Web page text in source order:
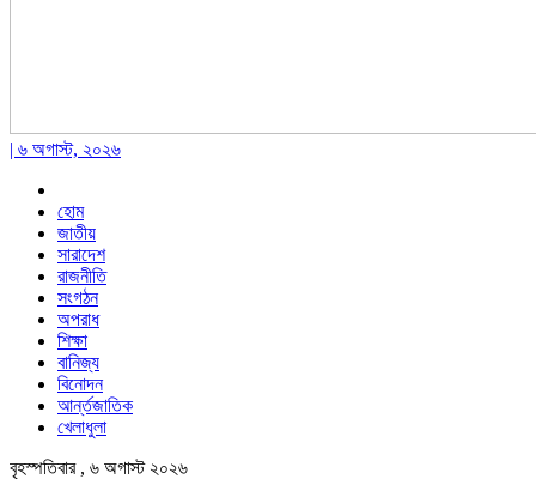
| ৬ অগাস্ট, ২০২৬
হোম
জাতীয়
সারাদেশ
রাজনীতি
সংগঠন
অপরাধ
শিক্ষা
বানিজ্য
বিনোদন
আর্ন্তজাতিক
খেলাধুলা
বৃহস্পতিবার , ৬ অগাস্ট ২০২৬